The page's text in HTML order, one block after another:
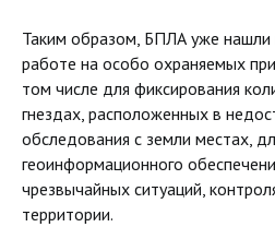
Таким образом, БПЛА уже нашли
работе на особо охраняемых
том числе для фиксирования
гнездах, расположенных в
обследования с земли местах,
геоинформационного
чрезвычайных ситуаций,
территории.